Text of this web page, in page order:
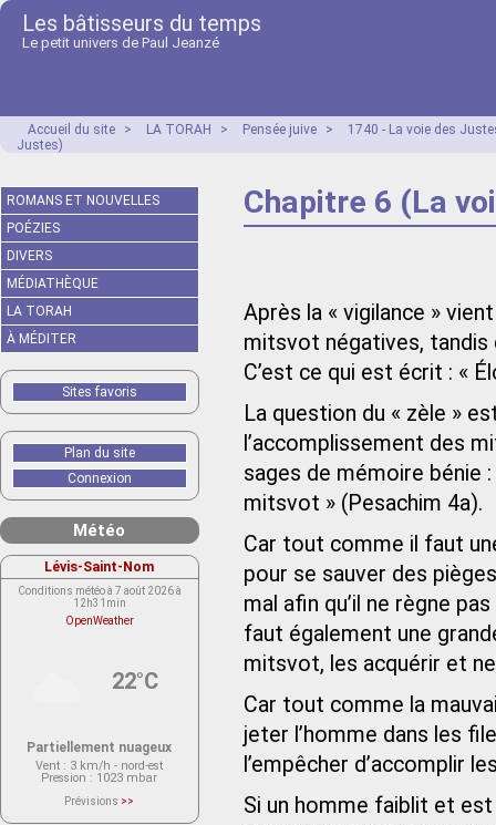
Les bâtisseurs du temps
Le petit univers de Paul Jeanzé
Accueil du site > LA TORAH > Pensée juive >
1740 - La voie des
Justes)
Chapitre 6 (La
Après la « vigilance »
mitsvot négatives, tandis
C’est ce qui est écrit : «
La question du « zèle »
l’accomplissement des
sages de mémoire bénie
mitsvot » (Pesachim 4a).
Car tout comme il faut
pour se sauver des
mal afin qu’il ne règne
faut également une
mitsvot, les acquérir et
Car tout comme la
jeter l’homme dans les
l’empêcher d’accomplir
Si un homme faiblit et
ROMANS ET NOUVELLES
POÉZIES
DIVERS
MÉDIATHÈQUE
LA TORAH
À MÉDITER
Sites favoris
Plan du site
Connexion
Météo
Lévis-Saint-Nom
Conditions météo à 7 août 2026 à
12h31min
OpenWeather
22°C
Partiellement nuageux
Vent : 3 km/h - nord-est
Pression : 1023 mbar
Prévisions >>